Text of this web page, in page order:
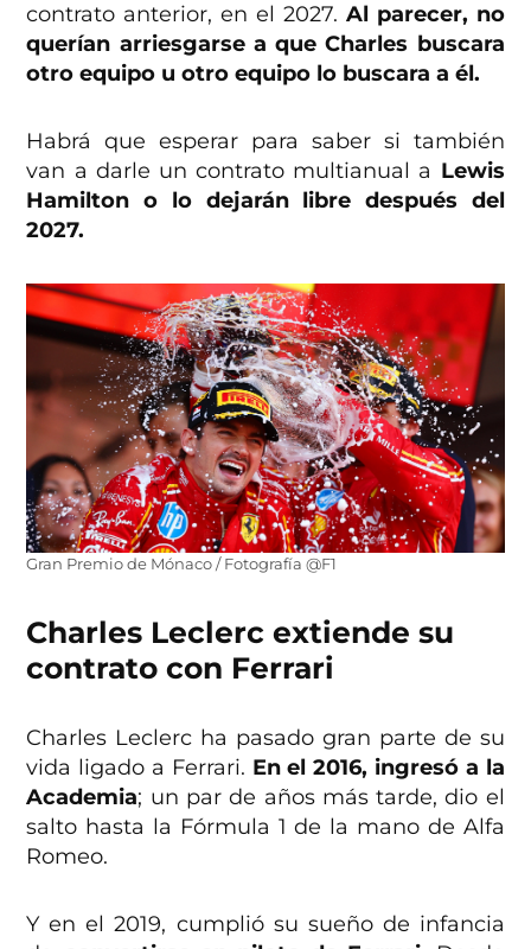
contrato anterior, en el 2027. Al parecer, no
querían arriesgarse a que Charles buscara
otro equipo u otro equipo lo buscara a él.
Habrá que esperar para saber si también
van a darle un contrato multianual a Lewis
Hamilton o lo dejarán libre después del
2027.
Gran Premio de Mónaco / Fotografía @F1
Charles Leclerc extiende su
contrato con Ferrari
Charles Leclerc ha pasado gran parte de su
vida ligado a Ferrari. En el 2016, ingresó a la
Academia; un par de años más tarde, dio el
salto hasta la Fórmula 1 de la mano de Alfa
Romeo.
Y en el 2019, cumplió su sueño de infancia